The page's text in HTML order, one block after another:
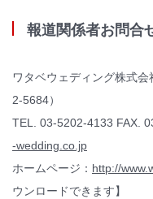
報道関係者お問合
ワタベウェディング株式
2-5684）
TEL. 03-5202-4133 FAX.
-wedding.co.jp
ホームページ： http://
ウンロードできます】